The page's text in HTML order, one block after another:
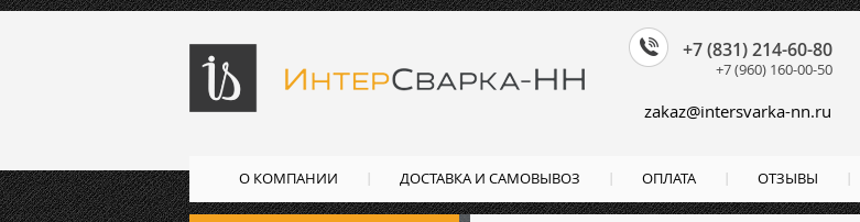
zakaz@intersvarka-nn.ru
+7 (831) 214-60-80
+7 (960) 160-00-50
О КОМПАНИИ ДОСТАВКА И САМОВЫВОЗ ОПЛАТА ОТЗЫВЫ